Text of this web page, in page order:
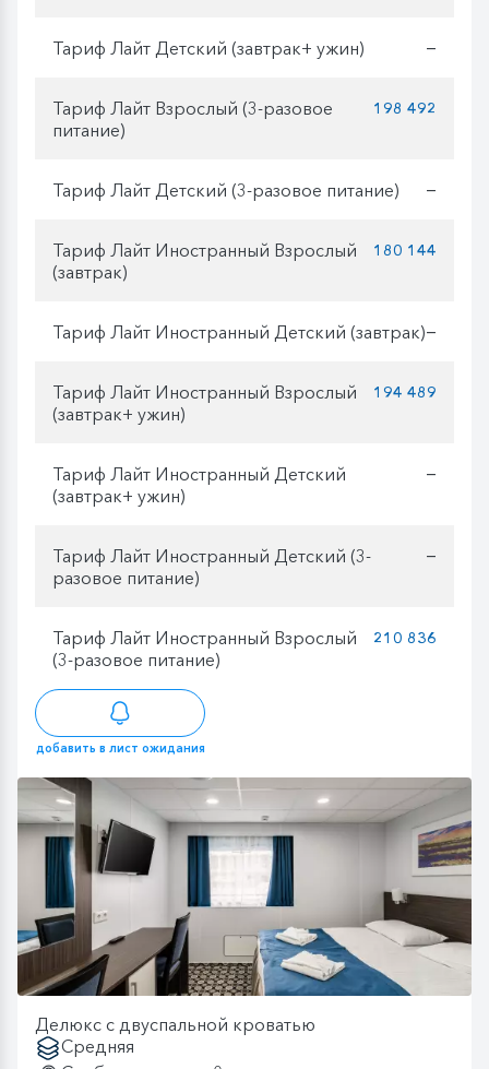
Тариф Лайт Детский (завтрак+ ужин) —
Тариф Лайт Взрослый (3-разовое
питание)
198 492
Тариф Лайт Детский (3-разовое питание) —
Тариф Лайт Иностранный Взрослый
(завтрак)
180 144
Тариф Лайт Иностранный Детский (завтрак)—
Тариф Лайт Иностранный Взрослый
(завтрак+ ужин)
194 489
Тариф Лайт Иностранный Детский
(завтрак+ ужин)
—
Тариф Лайт Иностранный Детский (3-
разовое питание)
—
Тариф Лайт Иностранный Взрослый
(3-разовое питание)
210 836
добавить в лист ожидания
Делюкс с двуспальной кроватью
Средняя